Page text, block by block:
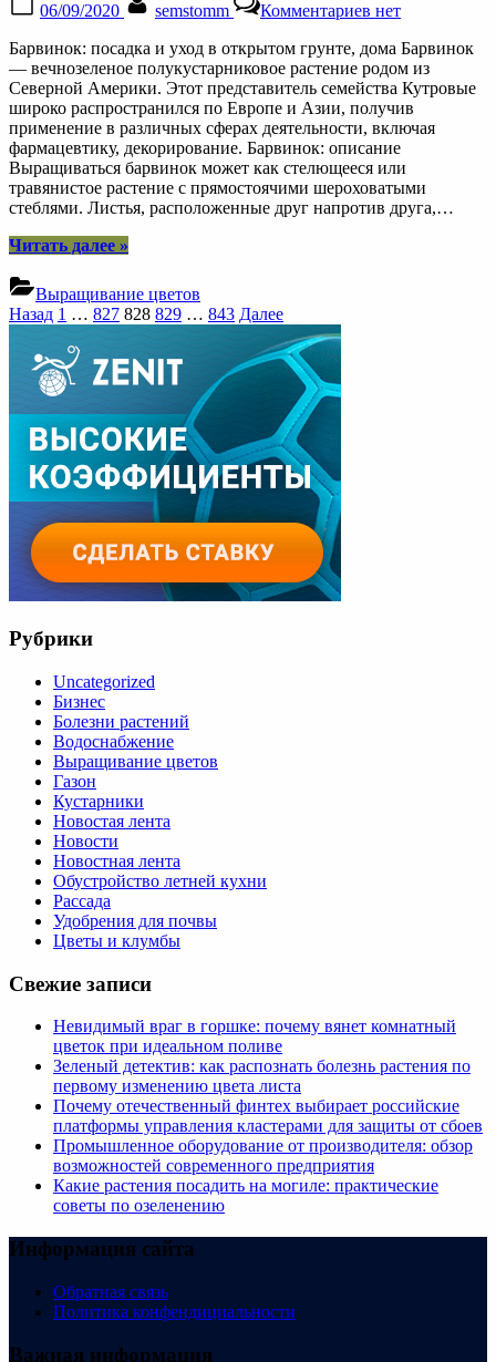
on
06/09/2020 semstomm Комментариевзаписи
Барвинок:
фото,
малый
и
другие
виды,
посадка
и
уход
в
нет
Барвинок: посадка и уход в открытом грунте, дома Барвинок
— вечнозеленое полукустарниковое растение родом из
Северной Америки. Этот представитель семейства Кутровые
широко распространился по Европе и Азии, получив
применение в различных сферах деятельности, включая
фармацевтику, декорирование. Барвинок: описание
Выращиваться барвинок может как стелющееся или
травянистое растение с прямостоячими шероховатыми
стеблями. Листья, расположенные друг напротив друга,…
Читать далее“Барвинок:
и
другие
посадка
и
в
открытом
грунте,
лечебные
свойства”
»
Выращивание цветов
Пагинация
записей
Назад 1 … 827 828 829 … 843 Далее
Рубрики
Uncategorized
Бизнес
Болезни растений
Водоснабжение
Выращивание цветов
Газон
Кустарники
Новостая лента
Новости
Новостная лента
Обустройство летней кухни
Рассада
Удобрения для почвы
Цветы и клумбы
Свежие записи
Невидимый враг в горшке: почему вянет комнатный
цветок при идеальном поливе
Зеленый детектив: как распознать болезнь растения по
первому изменению цвета листа
Почему отечественный финтех выбирает российские
платформы управления кластерами для защиты от сбоев
Промышленное оборудование от производителя: обзор
возможностей современного предприятия
Какие растения посадить на могиле: практические
советы по озеленению
Информация сайта
Обратная связь
Политика конфендициальности
Важная информация